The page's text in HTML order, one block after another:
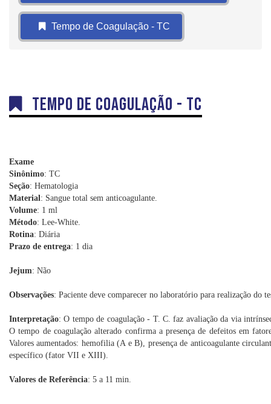
Unidades
Exames
DNA
Sexagem Fetal
Labkids
Convênios
Trabalhe Conosco
Tempo de Coagulação - TC
Tempo de Coagulação - TC
Exame
Sinônimo: TC
Seção: Hematologia
Material: Sangue total sem anticoagulante.
Volume: 1 ml
Método: Lee-White.
Rotina: Diária
Prazo de entrega: 1 dia
Jejum: Não
Observações: Paciente deve comparecer no laboratório para realização do
Interpretação: O tempo de coagulação - T. C. faz avaliação da via
O tempo de coagulação alterado confirma a presença de defeitos em
Valores aumentados: hemofilia (A e B), presença de anticoagulante
específico (fator VII e XIII).
Valores de Referência: 5 a 11 min.